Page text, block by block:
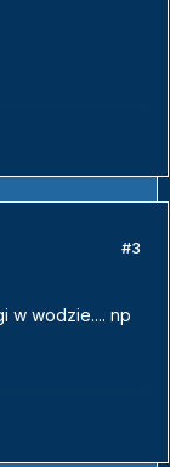
#3
w wodzie.... np